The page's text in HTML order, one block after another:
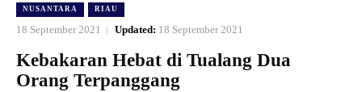
NUSANTARA RIAU
18 September 2021 Updated: 18 September 2021
Kebakaran Hebat di Tualang Dua
Orang Terpanggang